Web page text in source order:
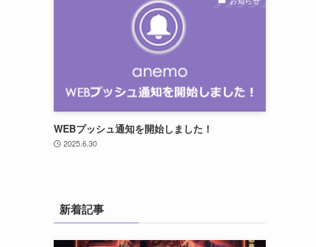
WEBプッシュ通知を開始しました！
2025.6.30
新着記事